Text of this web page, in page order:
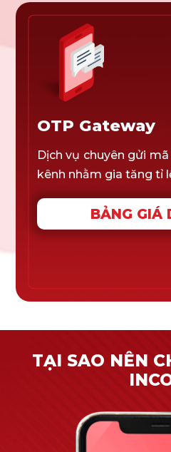
OTP Gateway
Dịch vụ chuyên gửi
kênh nhằm gia tăng tỉ
BẢNG GIÁ
TẠI SAO NÊN